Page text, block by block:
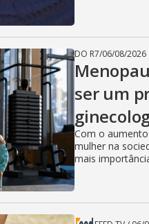
DO R7/06/08/2026
ser um
Com o
mulher na
mais